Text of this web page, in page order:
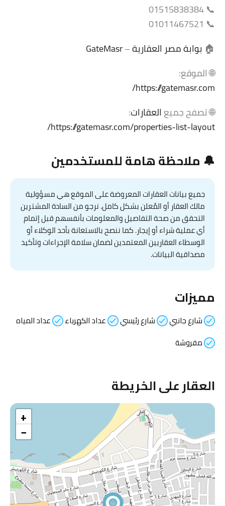
📞 01515838384
📞 01011467521
🏠 بوابة مصر العقارية–
GateMasr
🌐 الموقع:
https://gatemasr.com/
🌐 تصفح جميعالعقارات:
https://gatemasr.com/properties-list-layout/
🔔 ملاحظة هامة للمستخدمين
جميع بيانات العقارات المعروضة على الموقع هي مسؤولية
مالك العقار أو المُعلن بشكل كامل. نرجو من السادة المشترين
التحقق من صحة التفاصيل والمعلومات بأنفسهم قبل إتمام
أي عملية شراء أو إيجار. كما ننصح بالاستعانة بأحد الوكلاء أو
الوسطاء العقاريين المعتمدين لضمان سلامة الإجراءات وتأكيد
مصداقية البيانات.
مميزات
شارع جانبي شارع رئيسي عداد الكهرباء
عداد المياه
مفروشة
العقار على الخريطة
+
−